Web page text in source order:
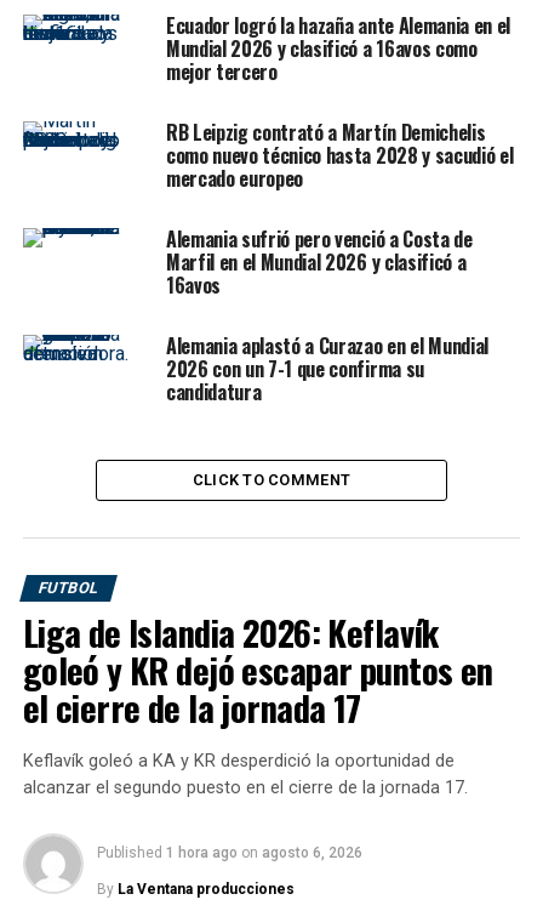
delUnion, que no logró ni siquiera disparar a puerta a lo
largo de los 90 minutos.
aCunhay con él más peligro. De sus botines salió el
tercero, tras una buena jugada personal y otra
asistencia de Ibisevic, que dejó a Piatek en el banco (61’).
lo que fue una muestra de la fragilidad defensiva del
Union, ya que el central cabeceó sin ni siquiera
necesidad de saltar (77’). Berlín tiene nuevo dueño
ALEMANIA
Estados Unidos abre sus puertas a deportistas
profesionales
Jakob Ingebrigtsen bate el récord noruego de 5000
metros en ruta – EFE
Ecuador logró la hazaña ante Alemania en el
Mundial 2026 y clasificó a 16avos como
mejor tercero
RB Leipzig contrató a Martín Demichelis
como nuevo técnico hasta 2028 y sacudió el
mercado europeo
Alemania sufrió pero venció a Costa de
Marfil en el Mundial 2026 y clasificó a
16avos
Alemania aplastó a Curazao en el Mundial
2026 con un 7-1 que confirma su
candidatura
CLICK TO COMMENT
FUTBOL
Liga de Islandia 2026: Keflavík
goleó y KR dejó escapar puntos en
el cierre de la jornada 17
Keflavík goleó a KA y KR desperdició la oportunidad de
alcanzar el segundo puesto en el cierre de la jornada 17.
Published 1 hora ago on agosto 6, 2026
By La Ventana producciones